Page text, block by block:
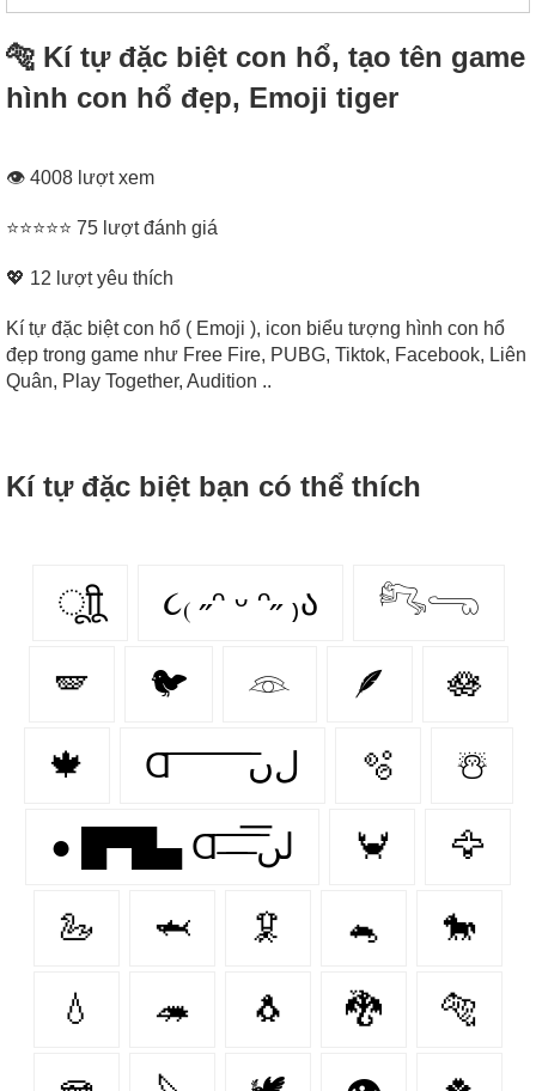
🐅 Kí tự đặc biệt con hổ, tạo tên game
hình con hổ đẹp, Emoji tiger
👁 4008 lượt xem
⭐⭐⭐⭐⭐ 75 lượt đánh giá
💖 12 lượt yêu thích
Kí tự đặc biệt con hổ ( Emoji ), icon biểu tượng hình con hổ
đẹp trong game như Free Fire, PUBG, Tiktok, Facebook, Liên
Quân, Play Together, Audition ..
Kí tự đặc biệt bạn có thể thích
ूाीू ૮₍ ˶ᵔ ᵕ ᵔ˶ ₎ა 𓀐𓂸
🪽 🐦 𓁻 🪶 🪷
🍁 Ɑ͞ ͞ ͞ ͞ ͞ ͞ ͞ ͞ لﮞ 🫧 ☃️
● █▀█▄ Ɑ͞ ̶͞ ̶͞ ̶͞ لں͞ 🦀 🦅
🦢 🦈 🦑 🐁 🐎
💧 🦔 🐧 🐉 🐅